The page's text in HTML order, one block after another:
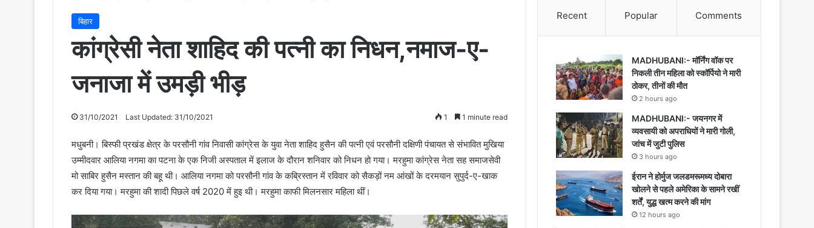
बिहार
कांग्रेसी नेता शाहिद की पत्नी का निधन,नमाज-ए-
जनाजा में उमड़ी भीड़
31/10/2021 Last Updated: 31/10/2021 1 1 minute read
मधुबनी। बिस्फी प्रखंड क्षेत्र के परसौनी गांव निवासी कांग्रेस के युवा नेता शाहिद हुसैन की पत्नी एवं परसौनी दक्षिणी पंचायत से संभावित मुखिया
उम्मीदवार आलिया नगमा का पटना के एक निजी अस्पताल में इलाज के दौरान शनिवार को निधन हो गया। मरहुमा कांग्रेस नेता सह समाजसेवी
मो साबिर हुसैन मस्तान की बहू थी। आलिया नगमा को परसौनी गांव के कब्रिस्तान में रविवार को सैकड़ों नम आंखों के दरमयान सुपुर्द-ए-खाक
कर दिया गया। मरहुमा की शादी पिछले वर्ष 2020 में हुइ थी। मरहुमा काफी मिलनसार महिला थीं।
Recent Popular Comments
MADHUBANI:- मॉर्निंग वॉक पर
निकली तीन महिला को स्कॉर्पियो ने मारी
ठोकर, तीनों की मौत
2 hours ago
MADHUBANI:- जयनगर में
व्यवसायी को अपराधियों ने मारी गोली,
जांच में जुटी पुलिस
3 hours ago
ईरान ने होर्मुज जलडमरूमध्य दोबारा
खोलने से पहले अमेरिका के सामने रखीं
शर्तें, युद्ध खत्म करने की मांग
12 hours ago